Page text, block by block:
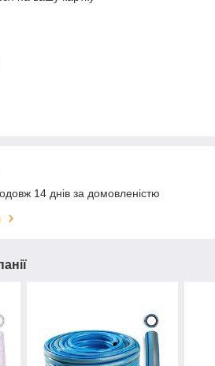
14 днів за домовленістю